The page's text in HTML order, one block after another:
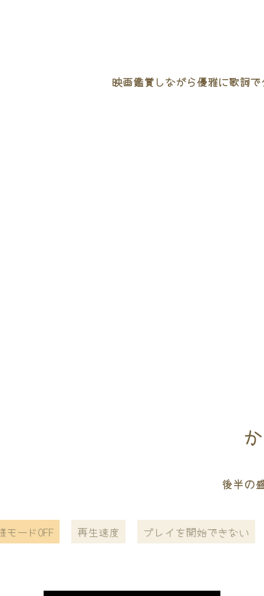
映画鑑賞しながら優雅に歌詞
後半の
モードOFF 再生速度 プレイを開始できない